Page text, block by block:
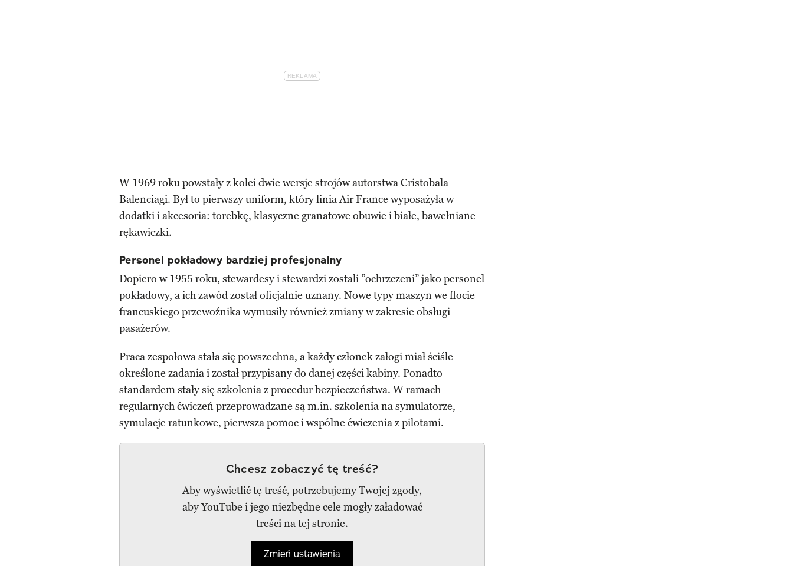
W 1969 roku powstały z kolei dwie wersje strojów autorstwa Cristobala
Balenciagi. Był to pierwszy uniform, który linia Air France wyposażyła w
dodatki i akcesoria: torebkę, klasyczne granatowe obuwie i białe, bawełniane
rękawiczki.
Personel pokładowy bardziej profesjonalny
Dopiero w 1955 roku, stewardesy i stewardzi zostali ”ochrzczeni” jako personel
pokładowy, a ich zawód został oficjalnie uznany. Nowe typy maszyn we flocie
francuskiego przewoźnika wymusiły również zmiany w zakresie obsługi
pasażerów.
Praca zespołowa stała się powszechna, a każdy członek załogi miał ściśle
określone zadania i został przypisany do danej części kabiny. Ponadto
standardem stały się szkolenia z procedur bezpieczeństwa. W ramach
regularnych ćwiczeń przeprowadzane są m.in. szkolenia na symulatorze,
symulacje ratunkowe, pierwsza pomoc i wspólne ćwiczenia z pilotami.
Chcesz zobaczyć tę treść?
Aby wyświetlić tę treść, potrzebujemy Twojej zgody,
aby YouTube i jego niezbędne cele mogły załadować
treści na tej stronie.
Zmień ustawienia